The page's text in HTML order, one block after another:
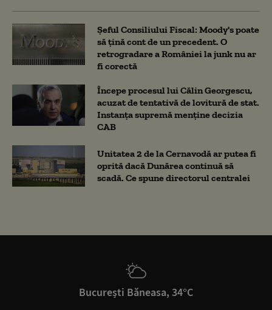
Șeful Consiliului Fiscal: Moody's poate
să țină cont de un precedent. O
retrogradare a României la junk nu ar
fi corectă
Începe procesul lui Călin Georgescu,
acuzat de tentativă de lovitură de stat.
Instanța supremă menține decizia
CAB
Unitatea 2 de la Cernavodă ar putea fi
oprită dacă Dunărea continuă să
scadă. Ce spune directorul centralei
București Băneasa, 34°C